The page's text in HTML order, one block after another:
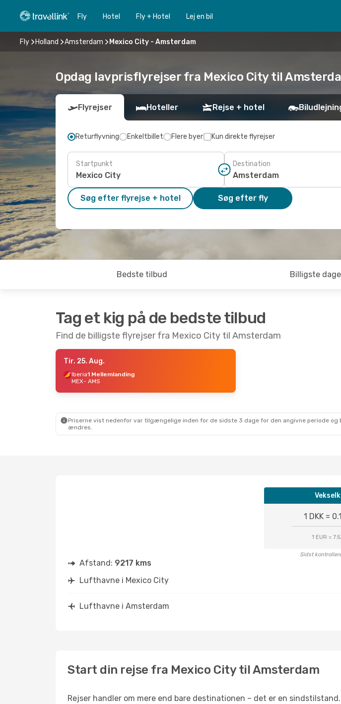
Fly Hotel Fly + Hotel Lej en bil
Fly Holland Amsterdam Mexico City - Amsterdam
Opdag lavprisflyrejser fra Mexico City til
Flyrejser Hoteller Rejse + hotel
Returflyvning Enkeltbillet Flere byer Kun direkte flyrejser
Startpunkt Destination
Søg efter flyrejse + hotel Søg efter fly
Bedste tilbud Billigste dage
Tag et kig på de bedste tilbud
Find de billigste flyrejser fra Mexico City til Amsterdam
Tir. 25. Aug.
Iberia1 Mellemlanding
MEX- AMS
Priserne vist nedenfor var tilgængelige inden for de sidste 3 dage for den angivne periode
ændres.
1 DKK =
1 EUR =
Sidst
Afstand: 9217 kms
Lufthavne i Mexico City
Lufthavne i Amsterdam
Start din rejse fra Mexico City til Amsterdam
Rejser handler om mere end bare destinationen – det er en